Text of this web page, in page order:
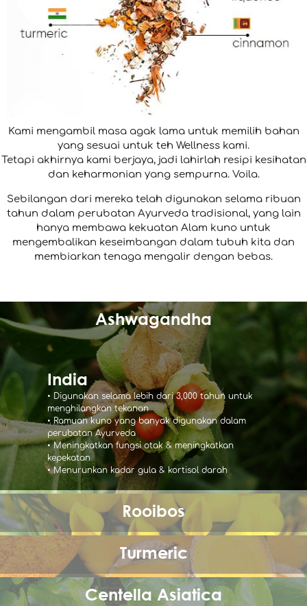
Kami mengambil masa agak lama untuk memilih bahan
yang sesuai untuk teh Wellness kami.
Tetapi akhirnya kami berjaya, jadi lahirlah resipi kesihatan
dan keharmonian yang sempurna. Voila.
Sebilangan dari mereka telah digunakan selama ribuan
tahun dalam perubatan Ayurveda tradisional, yang lain
hanya membawa kekuatan Alam kuno untuk
mengembalikan keseimbangan dalam tubuh kita dan
membiarkan tenaga mengalir dengan bebas.
Ashwagandha
India
• Digunakan selama lebih dari 3,000 tahun untuk
menghilangkan tekanan
• Ramuan kuno yang banyak digunakan dalam
perubatan Ayurveda
• Meningkatkan fungsi otak & meningkatkan
kepekatan
• Menurunkan kadar gula & kortisol darah
Rooibos
Turmeric
Centella Asiatica